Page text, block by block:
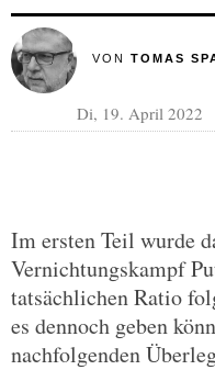
VON TOMAS
Di, 19. April 2022
Im ersten Teil wurde
Vernichtungskampf
tatsächlichen Ratio
es dennoch geben
nachfolgenden